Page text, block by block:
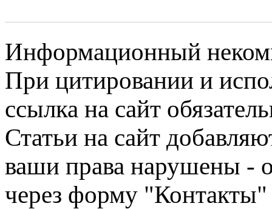
Информационный
При цитировании и
ссылка на сайт
Статьи на сайт
ваши права нарушены -
через форму "Контакты"